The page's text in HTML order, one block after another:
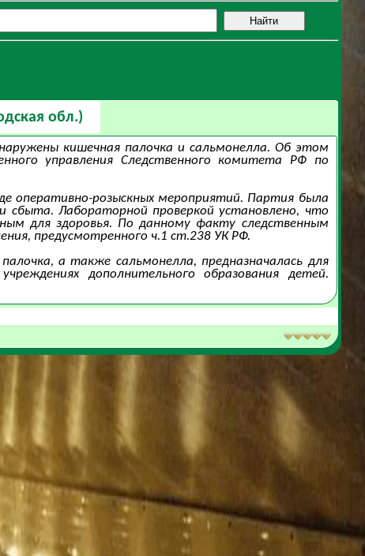
обл.)
кишечная палочка и сальмонелла. Об этом
управления Следственного комитета РФ по
оперативно-розыскных мероприятий. Партия была
сбыта. Лабораторной проверкой установлено, что
для здоровья. По данному факту следственным
предусмотренного ч.1 ст.238 УК РФ.
а также сальмонелла, предназначалась для
дополнительного образования детей.